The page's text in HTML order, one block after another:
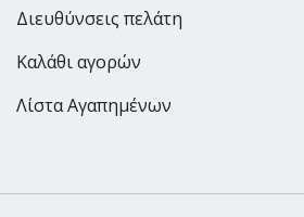
Διευθύνσεις πελάτη
Καλάθι αγορών
Λίστα Αγαπημένων